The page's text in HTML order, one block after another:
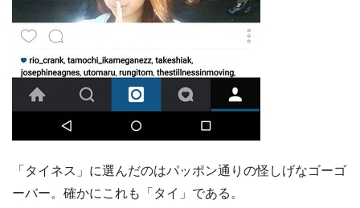
「タイネス」に選んだのはパッポン通りの怪しげなゴーゴ
ーバー。確かにこれも「タイ」である。